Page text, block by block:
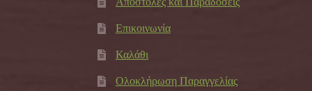
Επικοινωνία
Καλάθι
Ολοκλήρωση Παραγγελίας